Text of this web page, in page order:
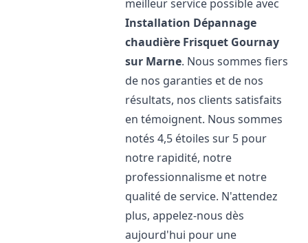
meilleur service possible avec
Installation Dépannage
chaudière Frisquet Gournay
sur Marne. Nous sommes fiers
de nos garanties et de nos
résultats, nos clients satisfaits
en témoignent. Nous sommes
notés 4,5 étoiles sur 5 pour
notre rapidité, notre
professionnalisme et notre
qualité de service. N'attendez
plus, appelez-nous dès
aujourd'hui pour une